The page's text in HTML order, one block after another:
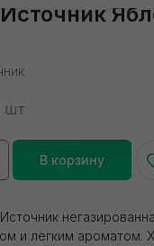
шт
В корзину
и легким ароматом.